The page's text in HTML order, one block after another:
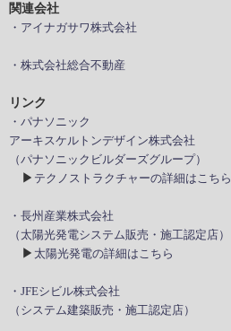
関連会社
・アイナガサワ株式会社
・株式会社総合不動産
リンク
・パナソニック
アーキスケルトンデザイン株式会社
（パナソニックビルダーズグループ）
▶ テクノストラクチャーの詳細はこちら
・長州産業株式会社
（太陽光発電システム販売・施工認定店）
▶ 太陽光発電の詳細はこちら
・JFEシビル株式会社
（システム建築販売・施工認定店）